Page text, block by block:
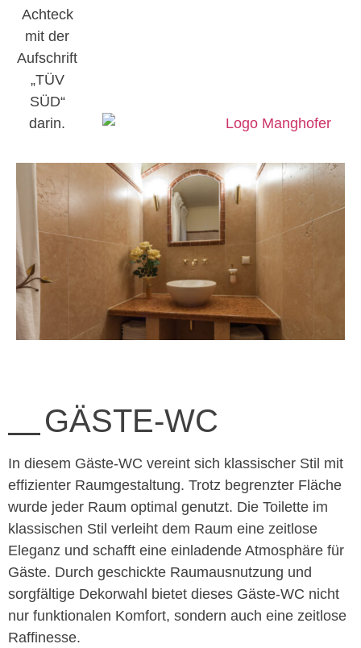
GÄSTE-WC
In diesem Gäste-WC vereint sich klassischer Stil mit
effizienter Raumgestaltung. Trotz begrenzter Fläche
wurde jeder Raum optimal genutzt. Die Toilette im
klassischen Stil verleiht dem Raum eine zeitlose
Eleganz und schafft eine einladende Atmosphäre für
Gäste. Durch geschickte Raumausnutzung und
sorgfältige Dekorwahl bietet dieses Gäste-WC nicht
nur funktionalen Komfort, sondern auch eine zeitlose
Raffinesse.